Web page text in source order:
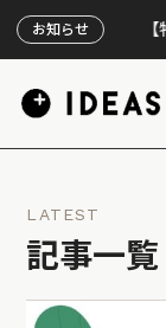
お知らせ【特設サイト
LATEST
記事一覧